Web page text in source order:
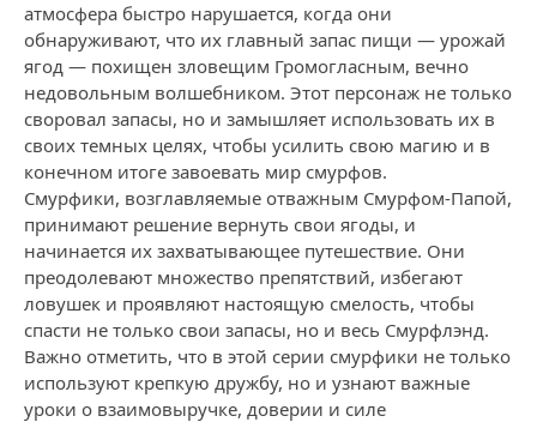
атмосфера быстро нарушается, когда они
обнаруживают, что их главный запас пищи — урожай
ягод — похищен зловещим Громогласным, вечно
недовольным волшебником. Этот персонаж не только
своровал запасы, но и замышляет использовать их в
своих темных целях, чтобы усилить свою магию и в
конечном итоге завоевать мир смурфов.
Смурфики, возглавляемые отважным Смурфом-Папой,
принимают решение вернуть свои ягоды, и
начинается их захватывающее путешествие. Они
преодолевают множество препятствий, избегают
ловушек и проявляют настоящую смелость, чтобы
спасти не только свои запасы, но и весь Смурфлэнд.
Важно отметить, что в этой серии смурфики не только
используют крепкую дружбу, но и узнают важные
уроки о взаимовыручке, доверии и силе